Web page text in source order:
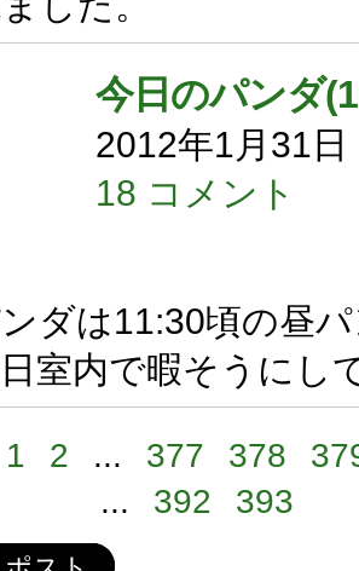
今日のパンダ
2012年1月31日
18 コメント
ダは11:30頃の昼
室内で暇そうにし
1 2 ... 377 378
...
392 393